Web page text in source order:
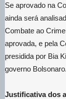
Se aprovado na
ainda será
Combate ao
aprovada, e pela
presidida por Bia
governo Bolsonaro.
Justificativa dos